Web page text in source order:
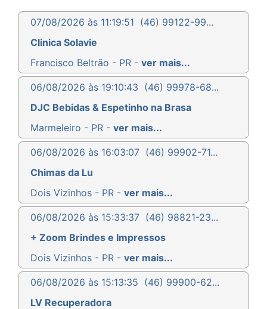
07/08/2026 às 11:19:51 (46) 99122-99...
Clinica Solavie
Francisco Beltrão - PR - ver mais...
06/08/2026 às 19:10:43 (46) 99978-68...
DJC Bebidas & Espetinho na Brasa
Marmeleiro - PR - ver mais...
06/08/2026 às 16:03:07 (46) 99902-71...
Chimas da Lu
Dois Vizinhos - PR - ver mais...
06/08/2026 às 15:33:37 (46) 98821-23...
+ Zoom Brindes e Impressos
Dois Vizinhos - PR - ver mais...
06/08/2026 às 15:13:35 (46) 99900-62...
LV Recuperadora